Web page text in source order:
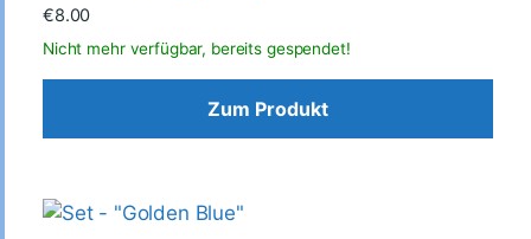
€8.00
Zum Produkt